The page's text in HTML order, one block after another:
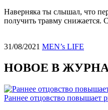
Наверняка ты слышал, что
получить травму снижается.
31/08/2021 MEN’s LIFE
НОВОЕ В
Раннее отцовство повышает